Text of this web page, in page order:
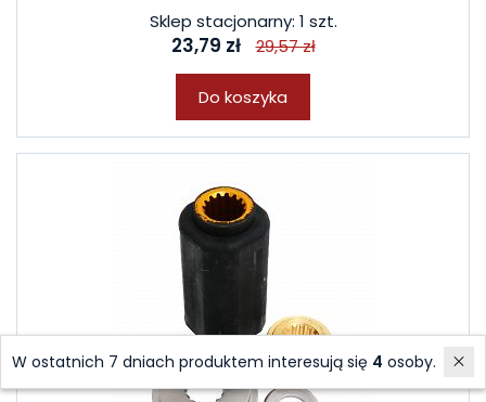
Sklep stacjonarny: 1 szt.
23,79 zł 29,57 zł
Do koszyka
W ostatnich 7 dniach produktem interesują się 4 osoby.